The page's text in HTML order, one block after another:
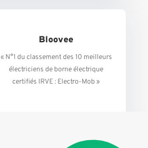
Bloovee
« N°1 du classement des 10 meilleurs
électriciens de borne électrique
certifiés IRVE : Electro-Mob »